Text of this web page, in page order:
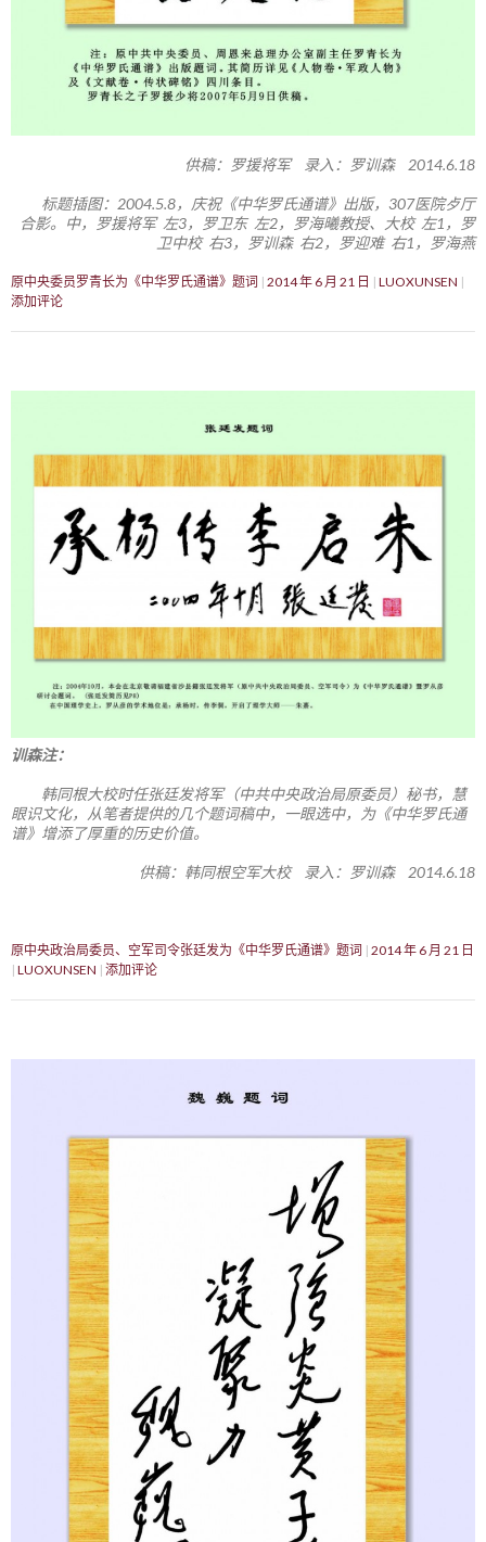
供稿：罗援将军 录入：罗训森 2014.6.18
标题插图：2004.5.8，庆祝《中华罗氏通谱》出版，307医院歺厅
合影。中，罗援将军 左3，罗卫东 左2，罗海曦教授、大校 左1，罗
卫中校 右3，罗训森 右2，罗迎难 右1，罗海燕
原中央委员罗青长为《中华罗氏通谱》题词 2014 年 6 月 21 日
LUOXUNSEN
添加评论
训森注：
韩同根大校时任张廷发将军（中共中央政治局原委员）秘书，慧
眼识文化，从笔者提供的几个题词稿中，一眼选中，为《中华罗氏通
谱》增添了厚重的历史价值。
供稿：韩同根空军大校 录入：罗训森 2014.6.18
原中央政治局委员、空军司令张廷发为《中华罗氏通谱》题词 2014 年 6 月 21 日
LUOXUNSEN 添加评论